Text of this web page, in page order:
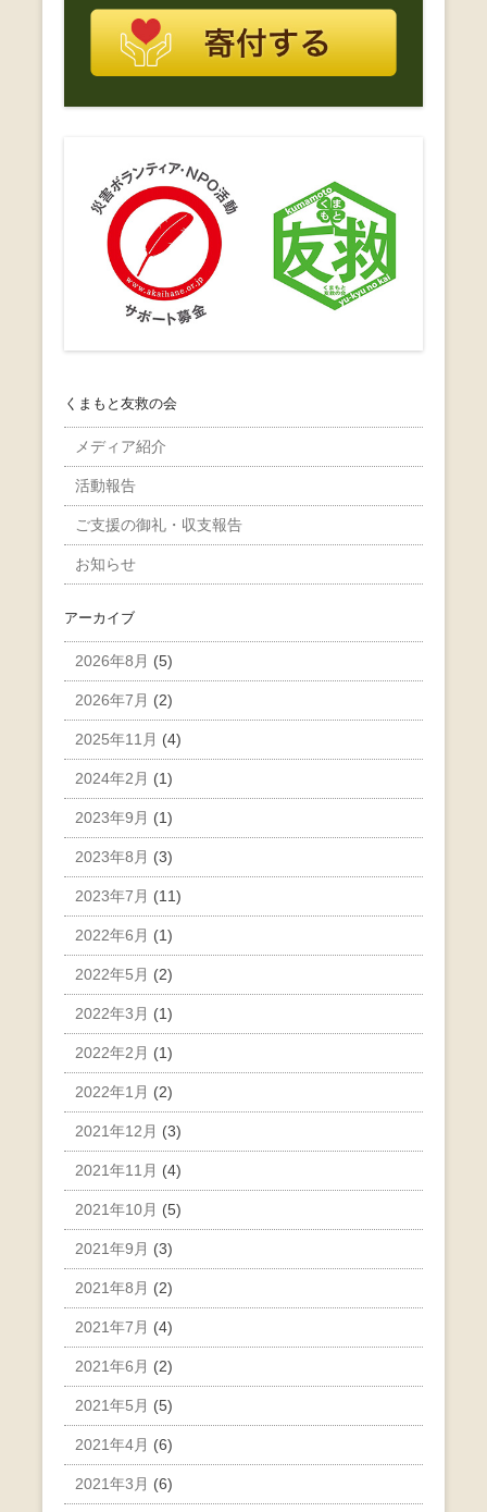
くまもと友救の会
メディア紹介
活動報告
ご支援の御礼・収支報告
お知らせ
アーカイブ
2026年8月 (5)
2026年7月 (2)
2025年11月 (4)
2024年2月 (1)
2023年9月 (1)
2023年8月 (3)
2023年7月 (11)
2022年6月 (1)
2022年5月 (2)
2022年3月 (1)
2022年2月 (1)
2022年1月 (2)
2021年12月 (3)
2021年11月 (4)
2021年10月 (5)
2021年9月 (3)
2021年8月 (2)
2021年7月 (4)
2021年6月 (2)
2021年5月 (5)
2021年4月 (6)
2021年3月 (6)